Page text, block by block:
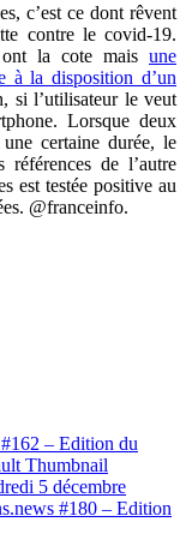
c’est ce dont rêvent
contre le covid-19.
la cote mais une
à la disposition d’un
si l’utilisateur le veut
Lorsque deux
une certaine durée, le
références de l’autre
est testée positive au
@franceinfo.
– Edition du
5 décembre
#180 – Edition